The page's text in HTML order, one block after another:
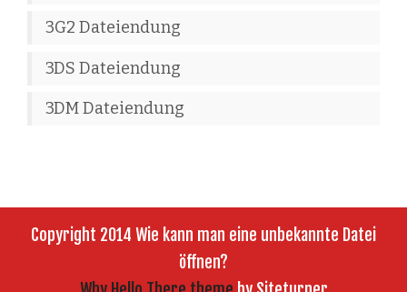
3G2 Dateiendung
3DS Dateiendung
3DM Dateiendung
Copyright 2014 Wie kann man eine unbekannte Datei
öffnen?